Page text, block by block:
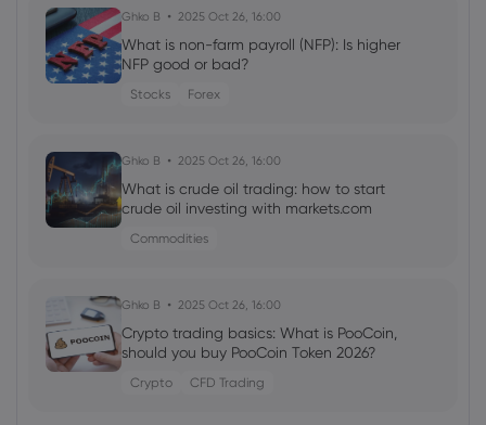
Ghko B 2025 Oct 26, 16:00
What is non-farm payroll (NFP): Is higher
NFP good or bad?
Stocks Forex
Ghko B 2025 Oct 26, 16:00
What is crude oil trading: how to start
crude oil investing with markets.com
Commodities
Ghko B 2025 Oct 26, 16:00
Crypto trading basics: What is PooCoin,
should you buy PooCoin Token 2026?
Crypto CFD Trading